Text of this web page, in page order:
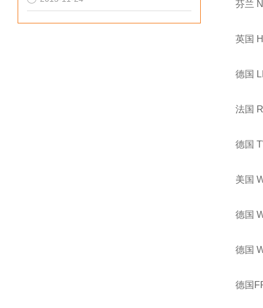
芬兰
英国
德国
法国
德国
美国
德国
德国
德国